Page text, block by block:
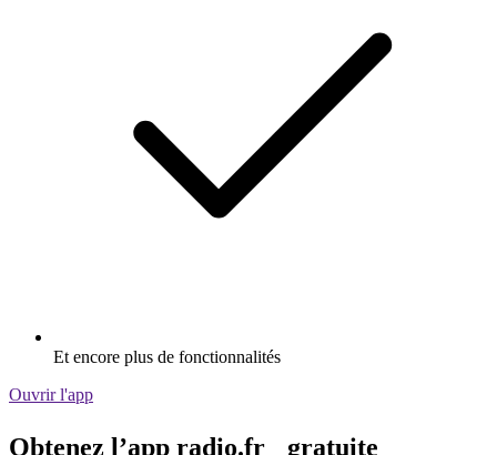
Et encore plus de fonctionnalités
Ouvrir l'app
Obtenez l’app radio.fr gratuite